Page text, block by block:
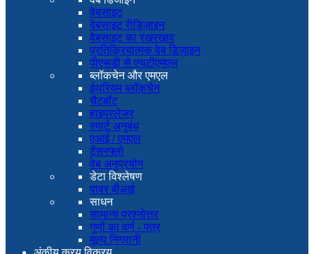
वेबसाइट
वेबसाइट रीडिज़ाइन
वेबसाइट का रखरखाव
प्रतिक्रियात्मक वेब डिज़ाइन
पीएसडी से एचटीएमएल
ब्लॉकचेन और एमएल
ईथरियम ब्लॉकचेन
चैटबॉट
हाइपरलेजर
स्मार्ट अनुबंध
एआई / एमएल
टेंसरफ्लो
वेब अनुप्रयोग
डेटा विश्लेषण
पावर बीआई
साधन
सामान्य प्रश्नोत्तर
गुणों का वर्ण - पत्र
मूल्य निगरानी